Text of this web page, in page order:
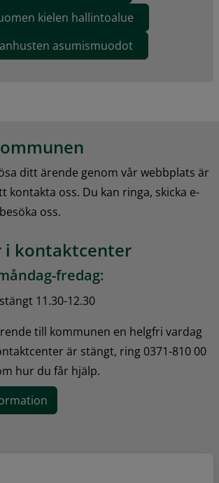
kielen hallintoalue
asumismuodot
ditt ärende genom vår webbplats är
kontakta oss. Du kan ringa, skicka e-
oss.
i kontaktcenter
fredag:
11.30-12.30
till kommunen en helgfri vardag
är stängt, ring 0371-810 00
hur du får hjälp.